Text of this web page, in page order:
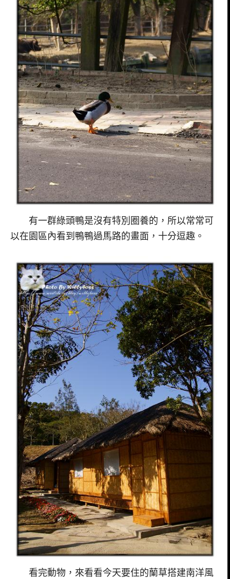
有一群綠頭鴨是沒有特別圈養的，所以常常可
以在園區內看到鴨鴨過馬路的畫面，十分逗趣。
看完動物，來看看今天要住的蘭草搭建南洋風